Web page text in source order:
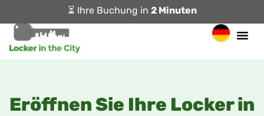
⏳ Ihre Buchung in 2 Minuten
Eröffnen Sie Ihre Locker in